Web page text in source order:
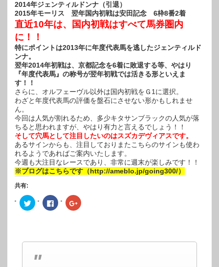
2014年ジェンティルドンナ（引退）
2015年モーリス 翌年国内初戦は安田記念 6枠8番2着
直近10年は、国内初戦はすべて馬券圏内
に！！
特にポイントは2013年に年度代表馬を逃したジェンティルド
ンナ。
翌年2014年初戦は、京都記念を6着に敗退する等、やはり
『年度代表馬』の称号が翌年初戦では活きる形といえま
す！！
さらに、オルフェーヴル以外は国内初戦をＧ1に選択。
わざと年度代表馬の評価を盤石にさせない形かもしれませ
ん。
今回は人気が割れるため、多少キタサンブラックの人気が落
ちると思われますが、やはり有力と言えるでしょう！！
そして穴馬として注目したいのはスズカデヴィアスです。
あるサインからも、注目しておりまたこちらのサインも使わ
れるようであればご案内いたします。
今週も大注目なレースであり、非常に週末が楽しみです！！
※ブログはこちらです（http://ameblo.jp/going300/）
共有:
ク
リ
で
有
(新
Facebook
で
は
ク
リ
で